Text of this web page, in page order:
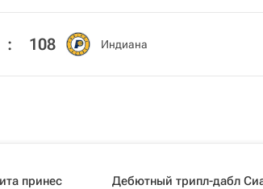
: 108 Индиана
принес
Дебютный трипл-дабл